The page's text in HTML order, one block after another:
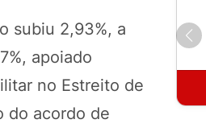
subiu 2,93%, a
apoiado
no Estreito de
do acordo de
COMPRAR